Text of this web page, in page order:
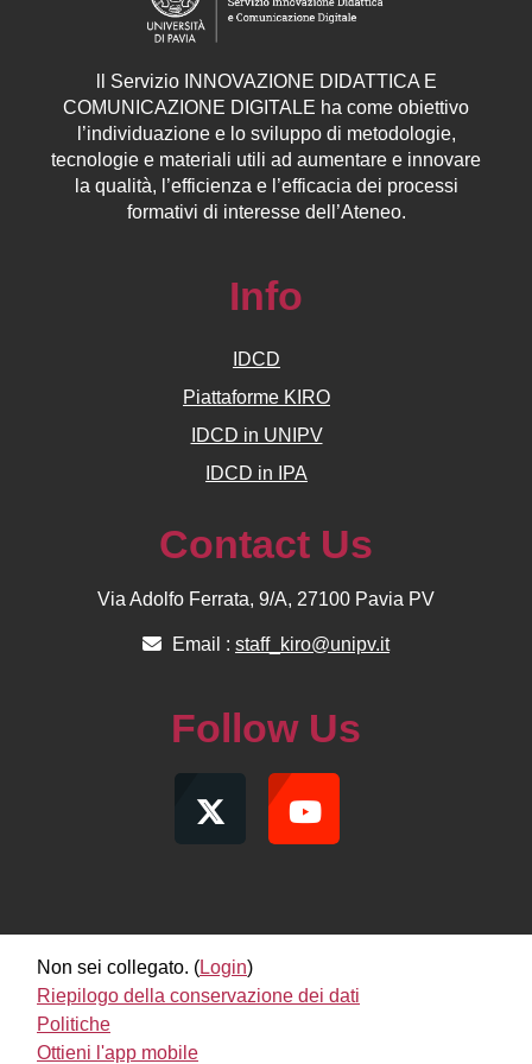
Servizio INNOVAZIONE DIDATTICA E
COMUNICAZIONE DIGITALE ha come obiettivo
l’individuazione e lo sviluppo di metodologie,
tecnologie e materiali utili ad aumentare e innovare
la qualità, l’efficienza e l’efficacia dei processi
formativi di interesse dell’Ateneo.
Info
IDCD
Piattaforme KIRO
IDCD in UNIPV
IDCD in IPA
Contact Us
Via Adolfo Ferrata, 9/A, 27100 Pavia PV
Email : staff_kiro@unipv.it
Follow Us
Non sei collegato. (Login)
Riepilogo della conservazione dei dati
Politiche
Ottieni l'app mobile